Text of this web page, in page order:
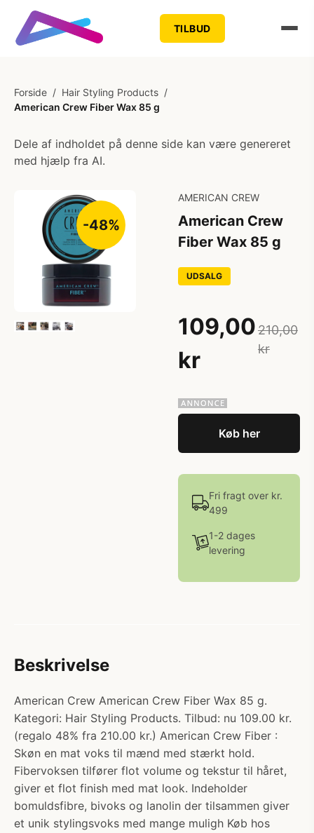
TILBUD
Forside / Hair Styling Products /
American Crew Fiber Wax 85 g
Dele af indholdet på denne side kan være genereret
med hjælp fra AI.
-48%
AMERICAN CREW
American Crew
Fiber Wax 85 g
UDSALG
109,00
kr
210,00
kr
Køb her
Fri fragt over kr.
499
1-2 dages
levering
Beskrivelse
American Crew American Crew Fiber Wax 85 g.
Kategori: Hair Styling Products. Tilbud: nu 109.00 kr.
(regalo 48% fra 210.00 kr.) American Crew Fiber :
Skøn en mat voks til mænd med stærkt hold.
Fibervoksen tilfører flot volume og tekstur til håret,
giver et flot finish med mat look. Indeholder
bomuldsfibre, bivoks og lanolin der tilsammen giver
et unik stylingsvoks med mange muligh Køb hos